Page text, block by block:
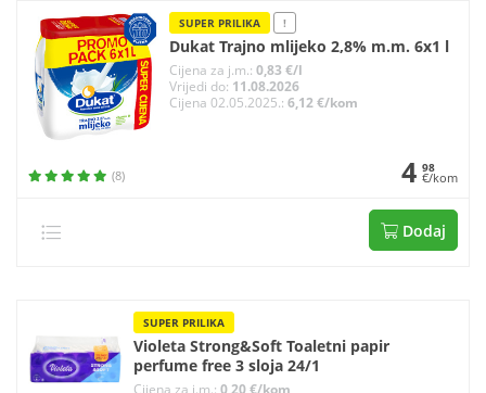
SUPER PRILIKA !
Dukat Trajno mlijeko 2,8% m.m. 6x1 l
Cijena za j.m.: 0,83 €/l
Vrijedi do: 11.08.2026
Cijena 02.05.2025.: 6,12 €/kom
(8) 4 98
€/kom
Dodaj
SUPER PRILIKA
Violeta Strong&Soft Toaletni papir
perfume free 3 sloja 24/1
Cijena za j.m.:0,20 €/kom